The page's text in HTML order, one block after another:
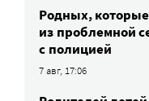
Родных, которые
из проблемной
с полицией
7 авг, 17:06